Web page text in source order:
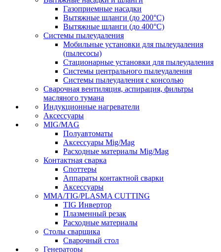
Газоприемные насадки
Вытяжные шланги (до 200°C)
Вытяжные шланги (до 400°C)
Системы пылеудаления
Мобильные установки для пылеудаления
(пылесосы)
Стационарные установки для пылеудаления
Системы центрального пылеудаления
Системы пылеудаления с консолью
Сварочная вентиляция, аспирация, фильтры
масляного тумана
Индукционные нагреватели
Аксессуары
MIG/MAG
Полуавтоматы
Аксессуары Mig/Mag
Расходные материалы Mig/Mag
Контактная сварка
Споттеры
Аппараты контактной сварки
Аксессуары
MMA/TIG/PLASMA CUTTING
TIG Инвертор
Плазменный резак
Расходные материалы
Столы сварщика
Сварочный стол
Генераторы